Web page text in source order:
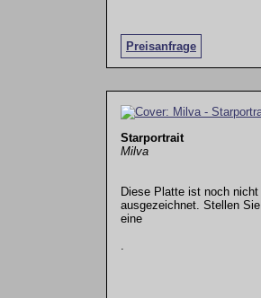
Preisanfrage
Starportrait
Milva
Diese Platte ist noch nicht
ausgezeichnet. Stellen Sie
eine
.